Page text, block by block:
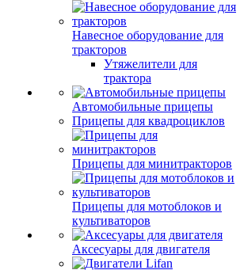
Навесное оборудование для
тракторов
Утяжелители для
трактора
Автомобильные прицепы
Прицепы для квадроциклов
Прицепы для минитракторов
Прицепы для мотоблоков и
культиваторов
Аксесуары для двигателя